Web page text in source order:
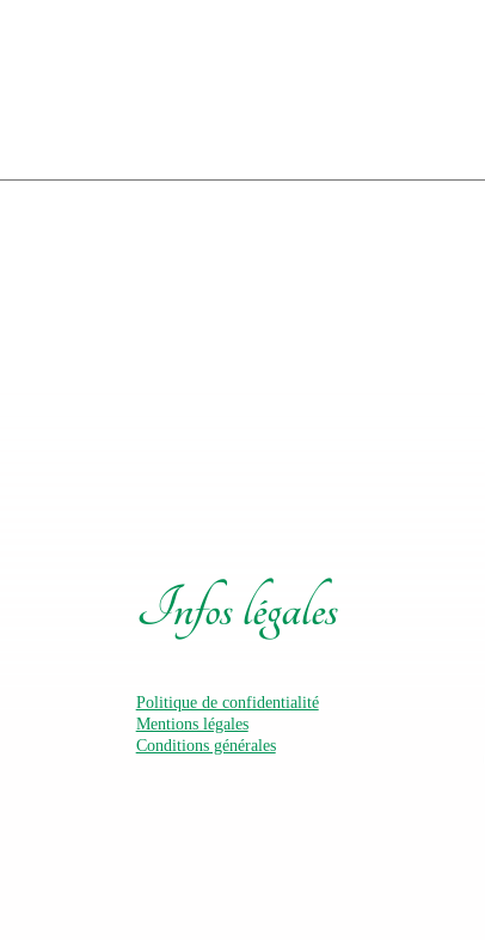
Infos légales
Politique de confidentialité
Mentions légales
Conditions générales